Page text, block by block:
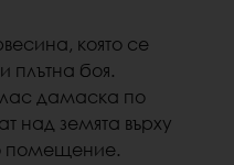
която се
плътна боя.
дамаска по
над земята върху
помещение.